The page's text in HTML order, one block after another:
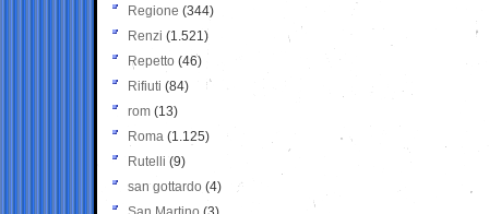
Regione (344)
Renzi (1.521)
Repetto (46)
Rifiuti (84)
rom (13)
Roma (1.125)
Rutelli (9)
san gottardo (4)